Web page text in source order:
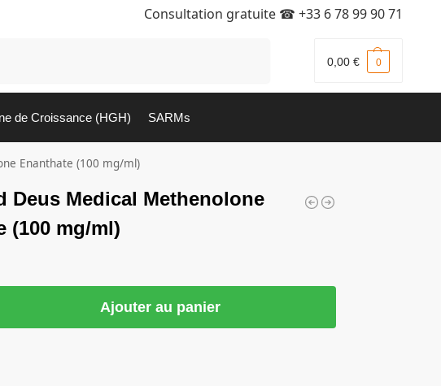
Consultation gratuite ☎ +33 6 78 99 90 71
0,00 € 0
de Croissance (HGH) SARMs
Enanthate (100 mg/ml)
Deus Medical Methenolone
(100 mg/ml)
Ajouter au panier